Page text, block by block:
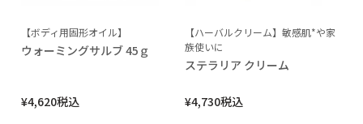
【ボディ用固形オイル】
ウォーミングサルブ 45ｇ
¥4,620税込
【ハーバルクリーム】敏感肌*や家
族使いに
ステラリア クリーム
¥4,730税込